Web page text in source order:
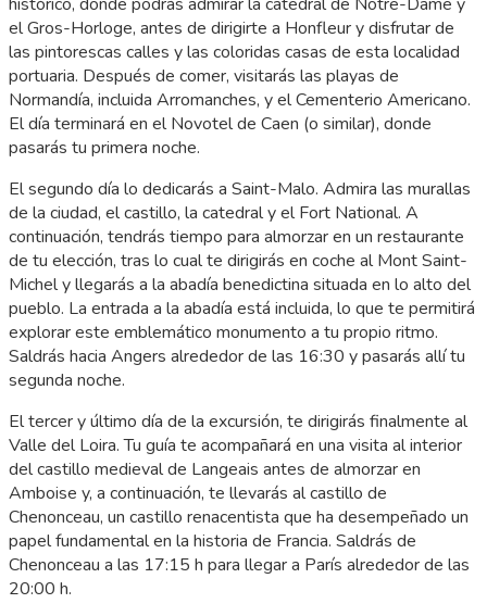
el Gros-Horloge, antes de dirigirte a Honfleur y disfrutar de
las pintorescas calles y las coloridas casas de esta localidad
portuaria. Después de comer, visitarás las playas de
Normandía, incluida Arromanches, y el Cementerio Americano.
El día terminará en el Novotel de Caen (o similar), donde
pasarás tu primera noche.
El segundo día lo dedicarás a Saint-Malo. Admira las murallas
de la ciudad, el castillo, la catedral y el Fort National. A
continuación, tendrás tiempo para almorzar en un restaurante
de tu elección, tras lo cual te dirigirás en coche al Mont Saint-
Michel y llegarás a la abadía benedictina situada en lo alto del
pueblo. La entrada a la abadía está incluida, lo que te permitirá
explorar este emblemático monumento a tu propio ritmo.
Saldrás hacia Angers alrededor de las 16:30 y pasarás allí tu
segunda noche.
El tercer y último día de la excursión, te dirigirás finalmente al
Valle del Loira. Tu guía te acompañará en una visita al interior
del castillo medieval de Langeais antes de almorzar en
Amboise y, a continuación, te llevarás al castillo de
Chenonceau, un castillo renacentista que ha desempeñado un
papel fundamental en la historia de Francia. Saldrás de
Chenonceau a las 17:15 h para llegar a París alrededor de las
20:00 h.